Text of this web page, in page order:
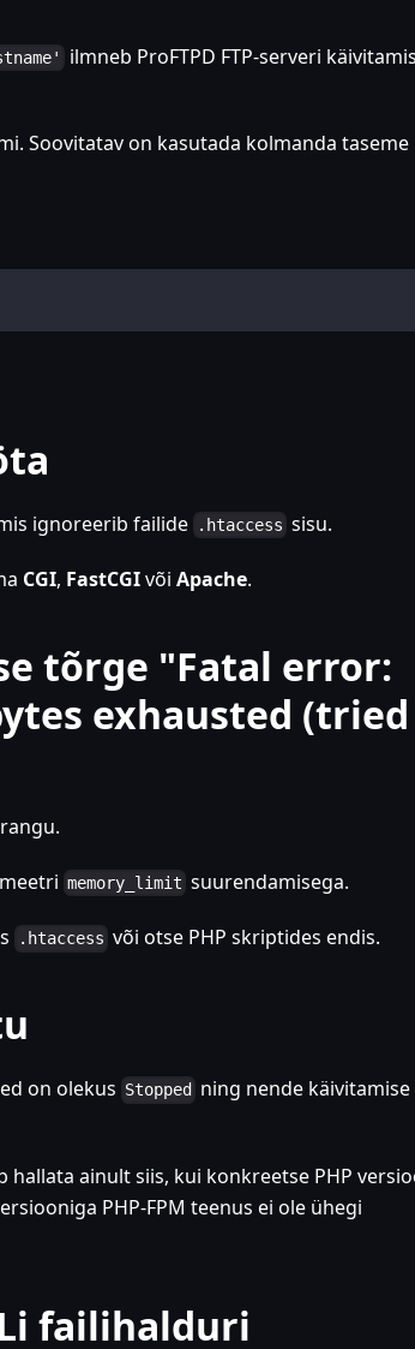
ilmneb ProFTPD FTP-serveri
Soovitatav on kasutada kolmanda taseme
ignoreerib failide .htaccess sisu.
CGI, FastCGIvõiApache.
tõrge "Fatal error:
exhausted
memory_limit suurendamisega.
.htaccess või otse PHP skriptides endis.
on olekus Stopped
ning nende käivitamise
ainult siis, kui konkreetse PHP
PHP-FPM teenus ei ole ühegi
failihalduri